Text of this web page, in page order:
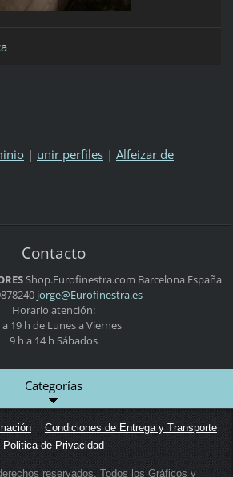
| unir perfiles | Alfeizar de
Contacto
Shop.Eurofinestra.com Barcelona España
jorge@Eurofinestra.es
Horario atención:
a 19 h de Lunes a Viernes
9 h a 14 h Sábados
Categorías
Condiciones de Entrega y Transporte
Politica de Privacidad
reservados. Todos los Gráficos y